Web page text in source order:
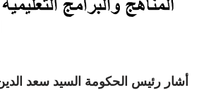
أشار رئيس الحكومة السيد سعد